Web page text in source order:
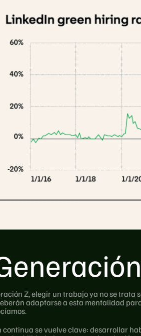
Z, elegir un trabajo ya no se trata
adaptarse a esta mentalidad
continua se vuelve clave: desarrollar